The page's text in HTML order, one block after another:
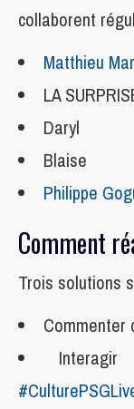
collaborent
Matthieu
LA
Daryl
Blaise
Philippe
Comment
Trois solutions
Commenter